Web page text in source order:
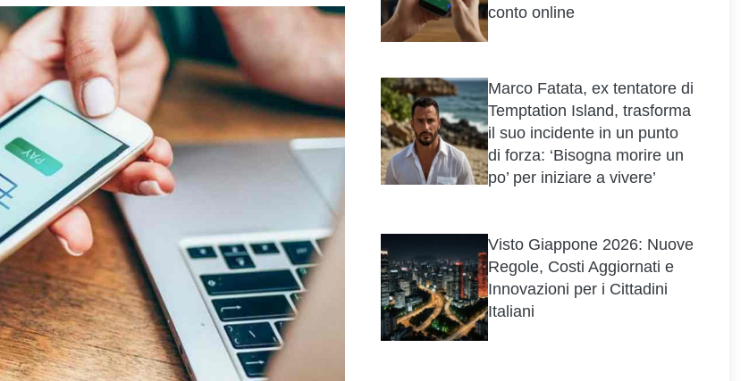
conto online
Marco Fatata, ex tentatore di
Temptation Island, trasforma
il suo incidente in un punto
di forza: ‘Bisogna morire un
po’ per iniziare a vivere’
Visto Giappone 2026: Nuove
Regole, Costi Aggiornati e
Innovazioni per i Cittadini
Italiani